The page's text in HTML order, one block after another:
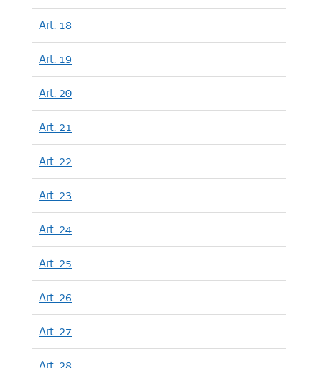
Art. 18
Art. 19
Art. 20
Art. 21
Art. 22
Art. 23
Art. 24
Art. 25
Art. 26
Art. 27